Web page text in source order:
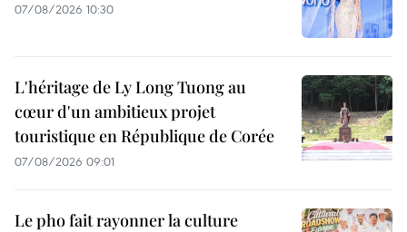
07/08/2026 10:30
L'héritage de Ly Long Tuong au
cœur d'un ambitieux projet
touristique en République de Corée
07/08/2026 09:01
Le pho fait rayonner la culture